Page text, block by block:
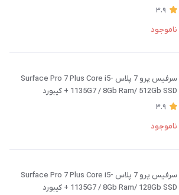
3.9
ناموجود
سرفیس پرو 7 پلاس Surface Pro 7 Plus Core i5-
1135G7 / 8Gb Ram/ 512Gb SSD + کیبورد
3.9
ناموجود
سرفیس پرو 7 پلاس Surface Pro 7 Plus Core i5-
1135G7 / 8Gb Ram/ 128Gb SSD + کیبورد